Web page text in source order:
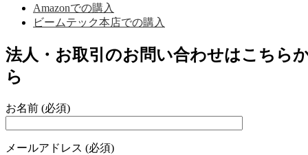
Amazonでの購入
ビームテック本店での購入
法人・お取引のお問い合わせはこちら
ら
お名前 (必須)
メールアドレス (必須)